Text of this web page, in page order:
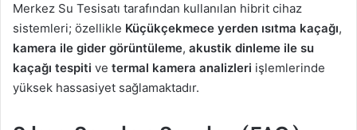
Merkez Su Tesisatı tarafından kullanılan hibrit cihaz
sistemleri; özellikle Küçükçekmece yerden ısıtma kaçağı,
kamera ile gider görüntüleme, akustik dinleme ile su
kaçağı tespiti ve termal kamera analizleri işlemlerinde
yüksek hassasiyet sağlamaktadır.